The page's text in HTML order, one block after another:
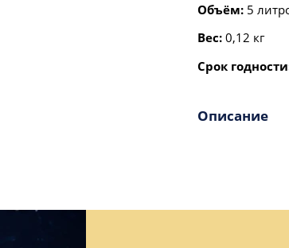
Объём: 5
Вес: 0,12 кг
Срок
Описание